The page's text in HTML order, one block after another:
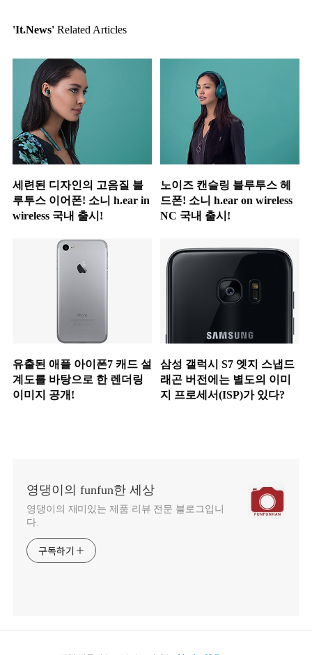
'It.News' Related Articles
세련된 디자인의 고음질 블
루투스 이어폰! 소니 h.ear in
wireless 국내 출시!
노이즈 캔슬링 블루투스 헤
드폰! 소니 h.ear on wireless
NC 국내 출시!
유출된 애플 아이폰7 캐드 설
계도를 바탕으로 한 렌더링
이미지 공개!
삼성 갤럭시 S7 엣지 스냅드
래곤 버전에는 별도의 이미
지 프로세서(ISP)가 있다?
영댕이의 funfun한 세상
영댕이의 재미있는 제품 리뷰 전문 블로그입니
다.
구독하기